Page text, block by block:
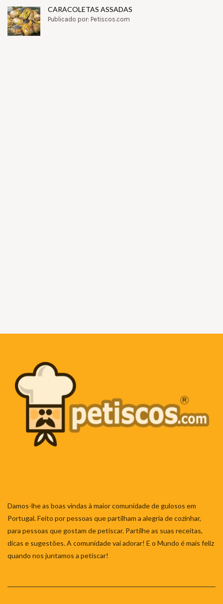
CARACOLETAS ASSADAS
Publicado por: Petiscos.com
Damos-lhe as boas vindas à maior comunidade de gulosos em
Portugal. Feito por pessoas que partilham a alegria de cozinhar,
para pessoas que gostam de petiscar. Partilhe as suas receitas,
dicas e sugestões. A comunidade vai adorar! E o Mundo é mais feliz
quando nos juntamos a petiscar!